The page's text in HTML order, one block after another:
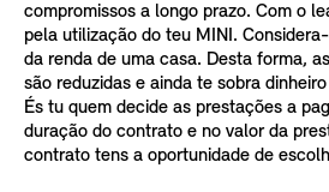
compromissos a longo prazo. Com o
pela utilização do teu MINI.
da renda de uma casa. Desta forma,
são reduzidas e ainda te sobra
És tu quem decide as prestações a
duração do contrato e no valor da
contrato tens a oportunidade de